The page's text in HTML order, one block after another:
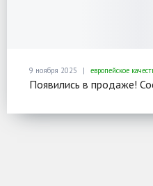
9 ноября 2025 европейское
Появились в продаже!